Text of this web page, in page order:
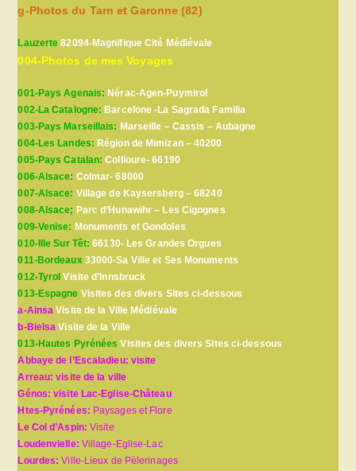
g-Photos du Tarn et Garonne (82)
Lauzerte 82094-Magnifique Cité Médiévale
004-Photos de mes Voyages
001-Pays Agenais: Nérac-Agen-Puymirol
002-La Catalogne: Barcelone -La Sagrada Familia
003-Pays Marseillais: Marseille – Cassis – Aubagne
004-Les Landes: Région de Mimizan – 40200
005-Pays Catalan:Collioure- 66190
006-Alsace: Colmar- 68000
007-Alsace: Village de Kaysersberg – 68240
008-Alsace; Parc d’Hunawihr – Les Cigognes
009-Venise: Monuments et Gondoles
010-Ille Sur Têt:66130- Les Grandes Orgues
011-Bordeaux33000-Sa Ville et Ses Monuments
012-Tyrol Visite d’Innsbruck
013-Espagne Visites des divers Sites ci-dessous
a-Ainsa Visite de la Ville Médiévale
b-Bielsa Visite de la Ville
013-Hautes Pyrénées Visites des divers Sites ci-dessous
Abbaye de l’Escaladieu: visite
Arreau: visite de la ville
Génos: visite Lac-Eglise-Château
Htes-Pyrénées: Paysages et Flore
Le Col d’Aspin:Visite
Loudenvielle: Village-Eglise-Lac
Lourdes:Ville-Lieux de Pèlerinages